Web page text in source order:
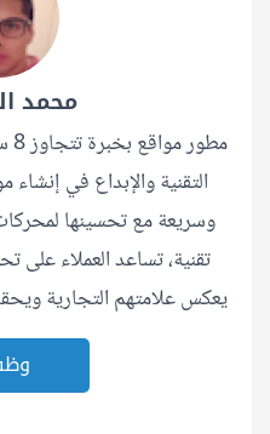
محمد
التقنية والإبداع في إنشاء
وسريعة مع تحسينها
تقنية، تساعد العملاء على
يعكس علامتهم التجارية